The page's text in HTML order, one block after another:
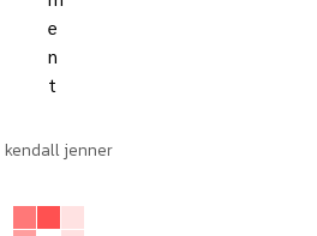
kendall jenner